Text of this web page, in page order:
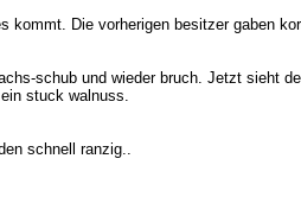
Die vorherigen besitzer gaben
schub und wieder bruch. Jetzt sieht
stuck walnuss.
schnell ranzig..